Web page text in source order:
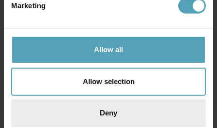
Marketing
Allow all
Allow selection
Deny
WESTAL